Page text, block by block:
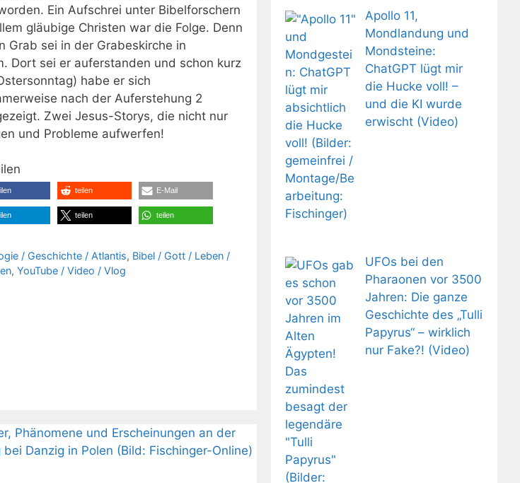
Ein Aufschrei unter Bibelforschern
gläubige Christen war die Folge. Denn
Grab sei in der Grabeskirche in
Dort sei er auferstanden und schon kurz
habe er sich
nach der Auferstehung 2
Zwei Jesus-Storys, die nicht nur
und Probleme aufwerfen!
teilen E-Mail
teilen teilen
/ Geschichte / Atlantis, Bibel / Gott / Leben /
, YouTube / Video / Vlog
Apollo 11,
Mondlandung und
Mondsteine:
ChatGPT lügt mir
die Hucke voll! –
und die KI wurde
erwischt (Video)
UFOs bei den
Pharaonen vor 3500
Jahren: Die ganze
Geschichte des „Tulli
Papyrus“ – wirklich
nur Fake?! (Video)